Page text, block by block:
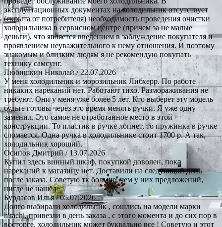
эксплуатационных документах на холодильник отсутствует
(скрыта от потребителя) необходимость проведения очистки
холодильника в сервисном центре (причем за не малые
деньги), что является введением в заблуждение покупателя и
проявлением неуважительного к нему отношения. И поэтому
знакомым и близким людям я не рекомендую покупать
технику самсунг.
Любишкин Николай/ 22.07.2026
У меня холодильник и морозильник Либхерр. По работе
никаких нареканий нет. Работают тихо. Размораживания не
требуют. Они у меня уже более 5 лет. Кто выберет эту модель
будьте готовы через это время менять ручки. Я уже одну
заменил. Это самое не отработанное место в этой
конструкции. То пластик в ручке лопнет, то пружинка в ручке
сломается. Одна ручка в холодильнике стоит 1700 р. А так,
холодильник хороший.
Осипов Дмитрий/ 13.07.2026
Купил здесь винный шкаф, покупкой доволен, пока
нареканий к магазину нет. Доставили на следующий день
после заказа. Советую тк больше, чем у них предложений,
нигде не нашёл
Бурдасов Илья/ 05.07.2026
Долго выбирали холодильник , сошлись на модели марки
hitachi, привезли в день заказа , с этого момента и до сих пор в
восторге, холодильник может буквально все ! Советую и этот